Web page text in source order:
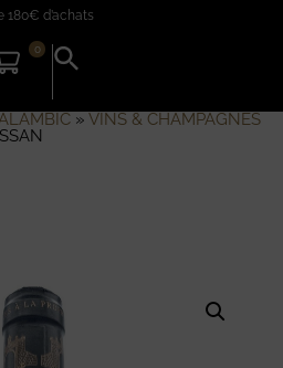
180€ d’achats
0
Search
for:
» VINS & CHAMPAGNES